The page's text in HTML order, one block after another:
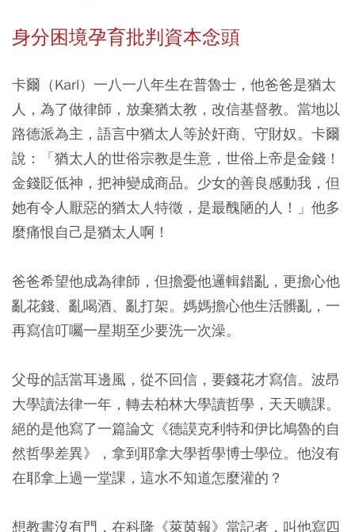
身分困境孕育批判資本念頭
卡爾（Karl）一八一八年生在普魯士，他爸爸是猶太
人，為了做律師，放棄猶太教，改信基督教。當地以
路德派為主，語言中猶太人等於奸商、守財奴。卡爾
說：「猶太人的世俗宗教是生意，世俗上帝是金錢！
金錢貶低神，把神變成商品。少女的善良感動我，但
她有令人厭惡的猶太人特徵，是最醜陋的人！」他多
麼痛恨自己是猶太人啊！
爸爸希望他成為律師，但擔憂他邏輯錯亂，更擔心他
亂花錢、亂喝酒、亂打架。媽媽擔心他生活髒亂，一
再寫信叮囑一星期至少要洗一次澡。
父母的話當耳邊風，從不回信，要錢花才寫信。波昂
大學讀法律一年，轉去柏林大學讀哲學，天天曠課。
絕的是他寫了一篇論文《德謨克利特和伊比鳩魯的自
然哲學差異》，拿到耶拿大學哲學博士學位。他沒有
在耶拿上過一堂課，這水不知道怎麼灌的？
想教書沒有門，在科隆《萊茵報》當記者，叫他寫四